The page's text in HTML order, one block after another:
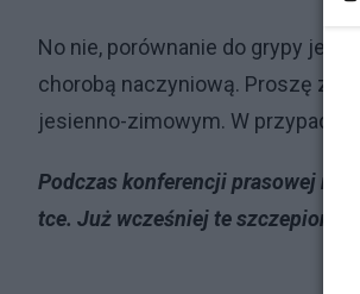
No nie, porównanie do grypy jest
chorobą naczyniową. Proszę
jesienno-zimowym. W
Podczas konferencji prasowej
tce. Już wcześniej te szczepionki